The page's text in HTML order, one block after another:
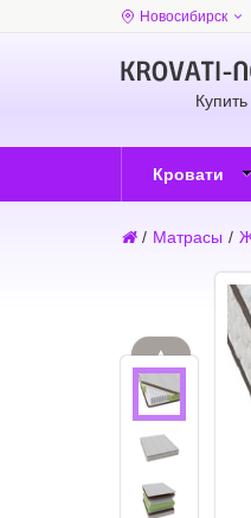
Новосибирск
Кровати
/ Матрасы /
▲